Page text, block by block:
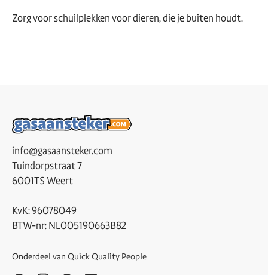
Zorg voor schuilplekken voor dieren, die je buiten houdt.
info@gasaansteker.com
Tuindorpstraat 7
6001TS Weert
KvK: 96078049
BTW-nr: NL005190663B82
Onderdeel van Quick Quality People